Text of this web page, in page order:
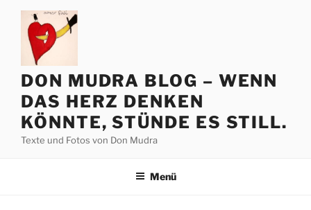
Zum
springen
DON MUDRA BLOG – WENN
DAS HERZ DENKEN
KÖNNTE, STÜNDE ES STILL.
Texte und Fotos von Don Mudra
Menü